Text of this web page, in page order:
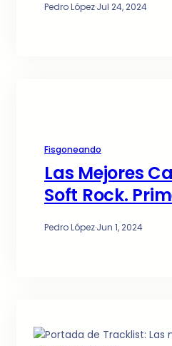
Pedro López·Jul 24, 2024
Fisgoneando
Las Mejores
Soft Rock.
Pedro López·Jun 1, 2024